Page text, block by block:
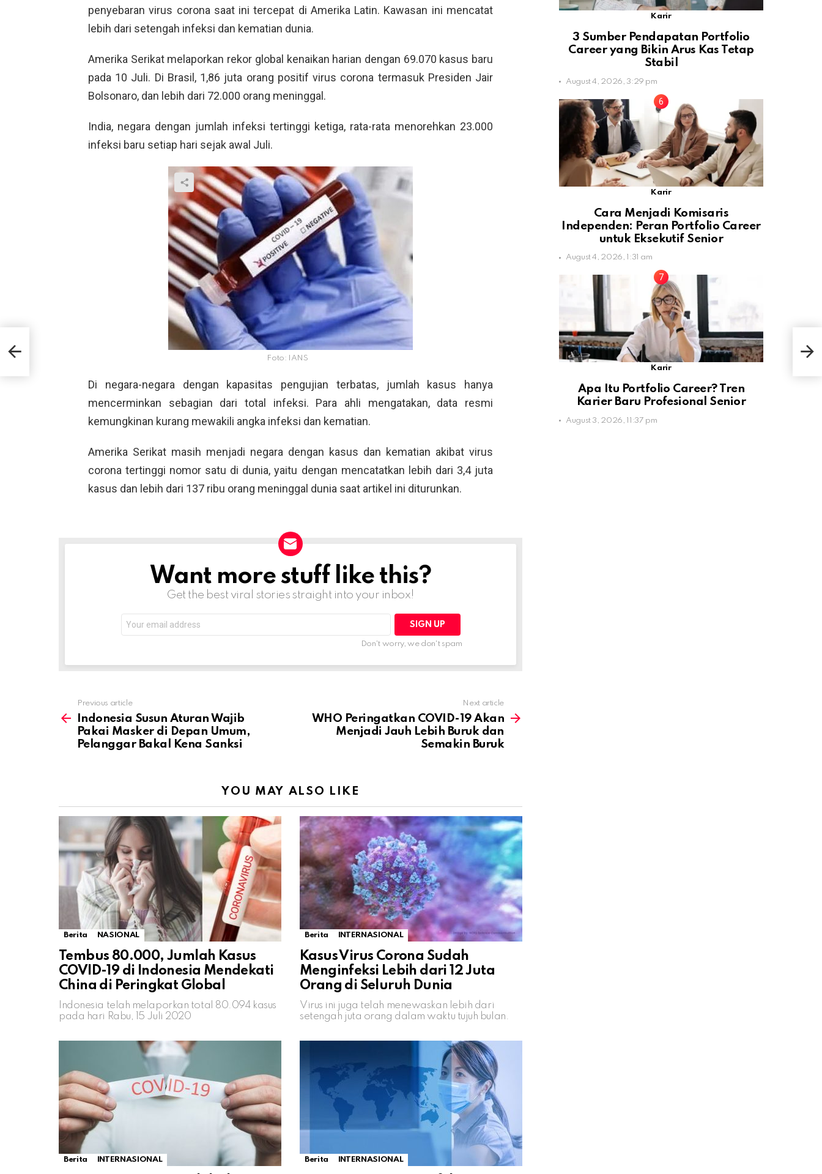
penyebaran virus corona saat ini tercepat di Amerika Latin. Kawasan ini mencatat
lebih dari setengah infeksi dan kematian dunia.
Amerika Serikat melaporkan rekor global kenaikan harian dengan 69.070 kasus baru
pada 10 Juli. Di Brasil, 1,86 juta orang positif virus corona termasuk Presiden Jair
Bolsonaro, dan lebih dari 72.000 orang meninggal.
India, negara dengan jumlah infeksi tertinggi ketiga, rata-rata menorehkan 23.000
infeksi baru setiap hari sejak awal Juli.
Foto: IANS
Di negara-negara dengan kapasitas pengujian terbatas, jumlah kasus hanya
mencerminkan sebagian dari total infeksi. Para ahli mengatakan, data resmi
kemungkinan kurang mewakili angka infeksi dan kematian.
Amerika Serikat masih menjadi negara dengan kasus dan kematian akibat virus
corona tertinggi nomor satu di dunia, yaitu dengan mencatatkan lebih dari 3,4 juta
kasus dan lebih dari 137 ribu orang meninggal dunia saat artikel ini diturunkan.
NEWSLETTERWant more stuff like this?
Get the best viral stories straight into your inbox!
address:
Don't worry, we don't spam
more
Previous article
Indonesia Susun Aturan Wajib
Pakai Masker di Depan Umum,
Pelanggar Bakal Kena Sanksi
Next article
WHO Peringatkan COVID-19 Akan
Menjadi Jauh Lebih Buruk dan
Semakin Buruk
YOU MAY ALSO LIKE
Berita NASIONAL
Tembus 80.000, Jumlah Kasus
COVID-19 di Indonesia Mendekati
China di Peringkat Global
Indonesia telah melaporkan total 80.094 kasus
pada hari Rabu, 15 Juli 2020
Berita INTERNASIONAL
Kasus Virus Corona Sudah
Menginfeksi Lebih dari 12 Juta
Orang di Seluruh Dunia
Virus ini juga telah menewaskan lebih dari
setengah juta orang dalam waktu tujuh bulan.
Berita INTERNASIONAL Berita INTERNASIONAL
Karir
3 Sumber Pendapatan Portfolio
Career yang Bikin Arus Kas Tetap
Stabil
August 4, 2026, 3:29 pm
Karir
Cara Menjadi Komisaris
Independen: Peran Portfolio Career
untuk Eksekutif Senior
August 4, 2026, 1:31 am
Karir
Apa Itu Portfolio Career? Tren
Karier Baru Profesional Senior
August 3, 2026, 11:37 pm